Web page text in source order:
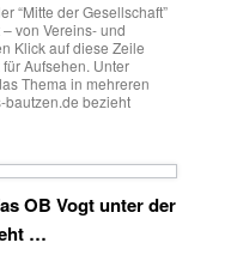
“Mitte der Gesellschaft”
von Vereins- und
Klick auf diese Zeile
Aufsehen. Unter
Thema in mehreren
bautzen.de bezieht
OB Vogt unter der
…